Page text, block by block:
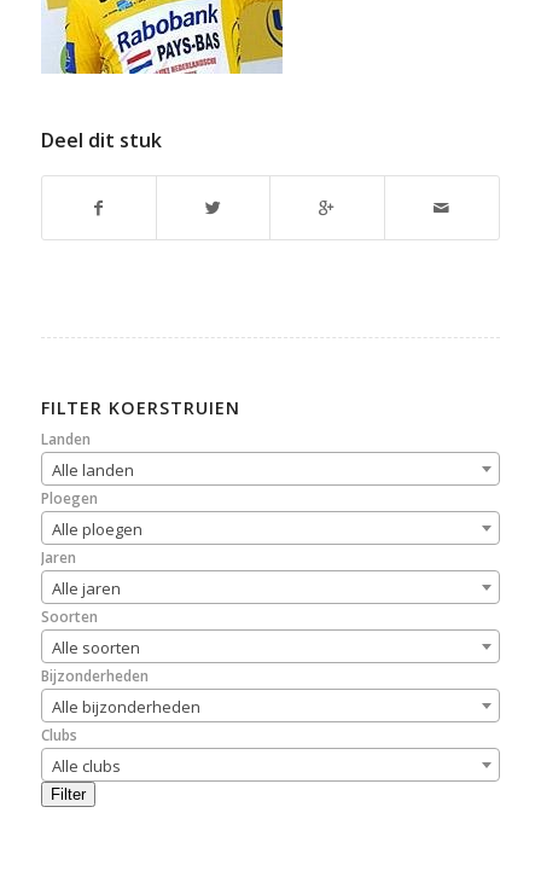
Deel dit stuk
FILTER KOERSTRUIEN
Landen
Alle landen
Ploegen
Alle ploegen
Jaren
Alle jaren
Soorten
Alle soorten
Bijzonderheden
Alle bijzonderheden
Clubs
Alle clubs
Filter